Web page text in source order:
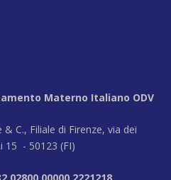
Materno Italiano ODV
C., Filiale di Firenze, via dei
15 - 50123 (FI)